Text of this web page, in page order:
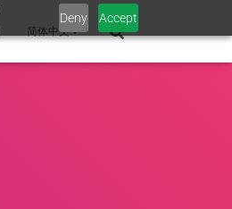
Deny Accept
简体中文